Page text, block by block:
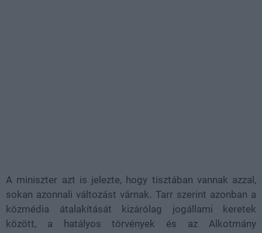
A miniszter azt is jelezte, hogy tisztában vannak azzal,
sokan azonnali változást várnak. Tarr szerint azonban a
közmédia átalakítását kizárólag jogállami keretek
között, a hatályos törvények és az Alkotmány